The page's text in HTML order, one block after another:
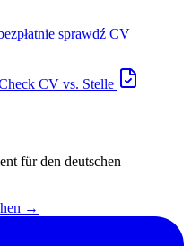
sprawdź CV
CV vs. Stelle
für den deutschen
→